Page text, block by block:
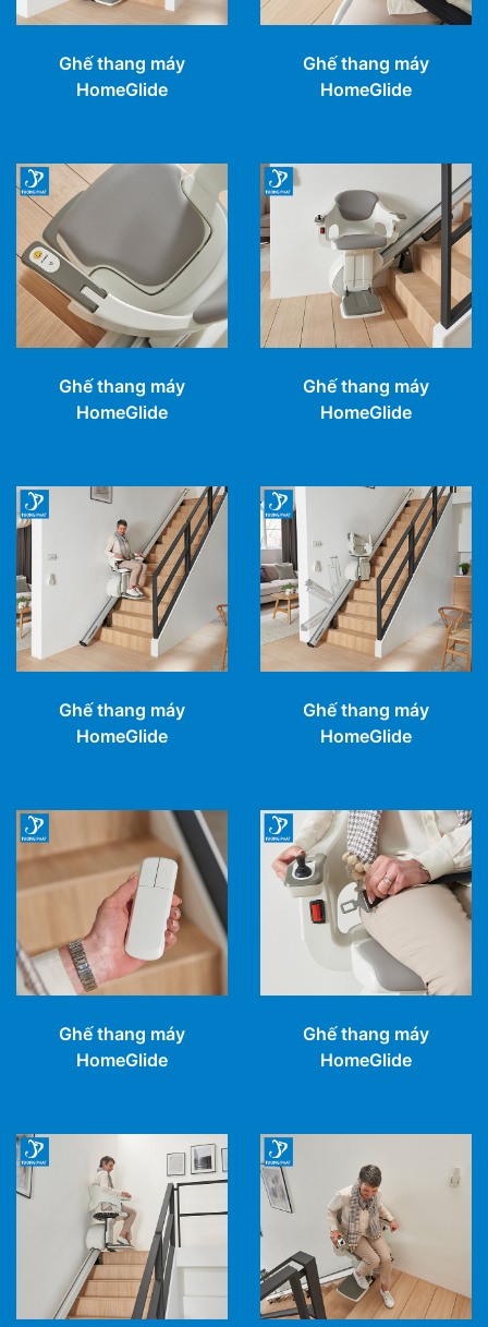
Ghế thang máy
HomeGlide
Ghế thang máy
HomeGlide
Ghế thang máy
HomeGlide
Ghế thang máy
HomeGlide
Ghế thang máy
HomeGlide
Ghế thang máy
HomeGlide
Ghế thang máy
HomeGlide
Ghế thang máy
HomeGlide